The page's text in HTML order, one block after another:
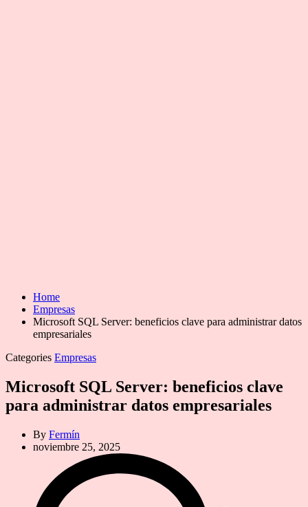
Home
Empresas
Microsoft SQL Server: beneficios clave para administrar datos
empresariales
Categories Empresas
Microsoft SQL Server: beneficios clave
para administrar datos empresariales
By Fermín
noviembre 25, 2025